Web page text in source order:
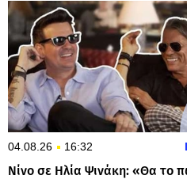
04.08.26 16:32
Νίνο σε Ηλία Ψινάκη: «Θα το